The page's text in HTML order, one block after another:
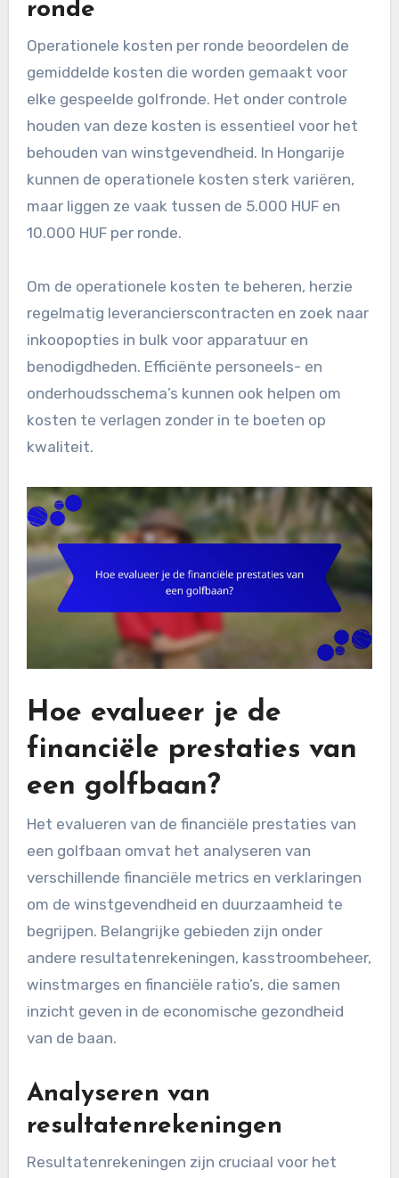
ronde
Operationele kosten per ronde beoordelen de
gemiddelde kosten die worden gemaakt voor
elke gespeelde golfronde. Het onder controle
houden van deze kosten is essentieel voor het
behouden van winstgevendheid. In Hongarije
kunnen de operationele kosten sterk variëren,
maar liggen ze vaak tussen de 5.000 HUF en
10.000 HUF per ronde.
Om de operationele kosten te beheren, herzie
regelmatig leverancierscontracten en zoek naar
inkoopopties in bulk voor apparatuur en
benodigdheden. Efficiënte personeels- en
onderhoudsschema’s kunnen ook helpen om
kosten te verlagen zonder in te boeten op
kwaliteit.
Hoe evalueer je de
financiële prestaties van
een golfbaan?
Het evalueren van de financiële prestaties van
een golfbaan omvat het analyseren van
verschillende financiële metrics en verklaringen
om de winstgevendheid en duurzaamheid te
begrijpen. Belangrijke gebieden zijn onder
andere resultatenrekeningen, kasstroombeheer,
winstmarges en financiële ratio’s, die samen
inzicht geven in de economische gezondheid
van de baan.
Analyseren van
resultatenrekeningen
Resultatenrekeningen zijn cruciaal voor het